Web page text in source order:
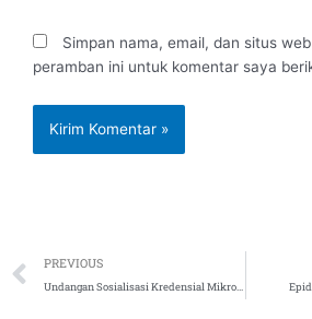
Simpan nama, email, dan situs
peramban ini untuk komentar saya
Prev
PREVIOUS
Undangan Sosialisasi Kredensial Mikro Mahasiswa Indonesia (KMMI) Tahun 2021